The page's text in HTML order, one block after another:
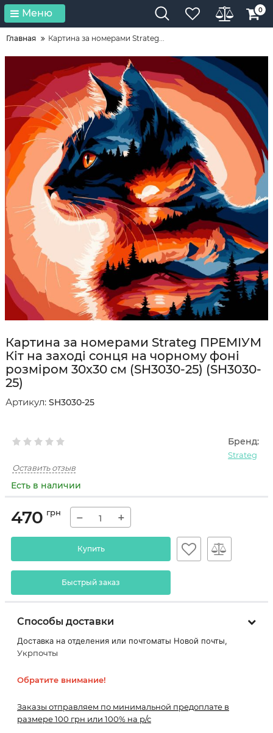
Меню 0
Главная Картина за номерами Strateg...
Картина за номерами Strateg ПРЕМІУМ
Кіт на заході сонця на чорному фоні
розміром 30х30 см (SH3030-25) (SH3030-
25)
Артикул: SH3030-25
Бренд:
Strateg
Оставить отзыв
Есть в наличии
470 грн − +
Купить
Быстрый заказ
Способы доставки
Доставка на отделения или почтоматы Новой почты,
Укрпочты
Обратите внимание!
Заказы отправляем по минимальной предоплате в
размере 100 грн или 100% на р/с